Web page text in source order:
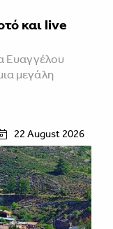
και live
Ευαγγέλου
μεγάλη
22 August 2026